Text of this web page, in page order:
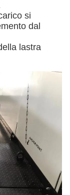
si
dal
lastra